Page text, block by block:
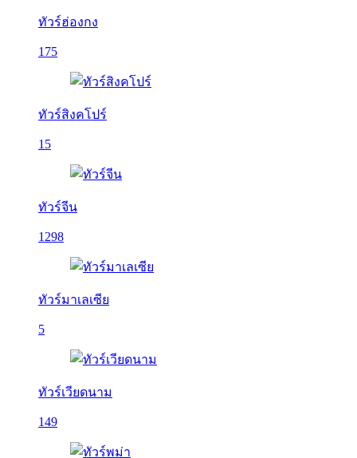
ทัวร์ฮ่องกง
175
ทัวร์สิงคโปร์
15
ทัวร์จีน
1298
ทัวร์มาเลเซีย
5
ทัวร์เวียดนาม
149